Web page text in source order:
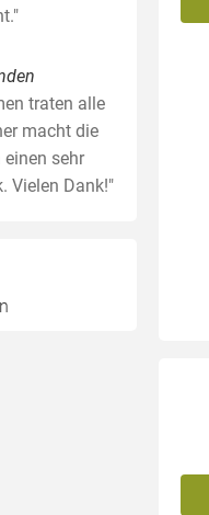
traten alle
macht die
sehr
Vielen Dank!"